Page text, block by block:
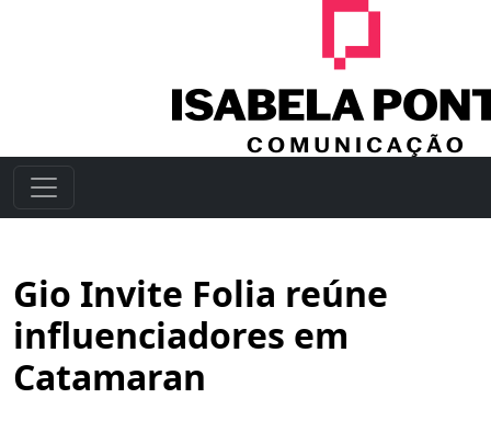
Gio Invite Folia reúne
influenciadores em
Catamaran